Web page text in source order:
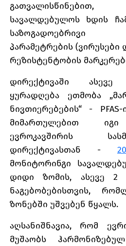
სავალდებულოს ხდის
საზოგადოებრივი
პარამეტრების
რეზისტენტობის
დირექტივაში ასევე
ყურადღება ეთმობა
ნივთიერებების“ -
მიმართულებით იგი
ევროკავშირის
დირექტივასთან -
მონიტორინგი
დიდი ზომის, ასევე 2
ნაგებობებისთვის,
ზონებში უშვებენ წყალს.
აღსანიშნავია, რომ
მუშაობს